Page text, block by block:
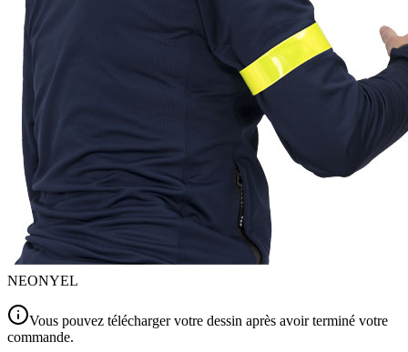
NEONYEL
Vous pouvez télécharger votre dessin après avoir terminé votre
commande.